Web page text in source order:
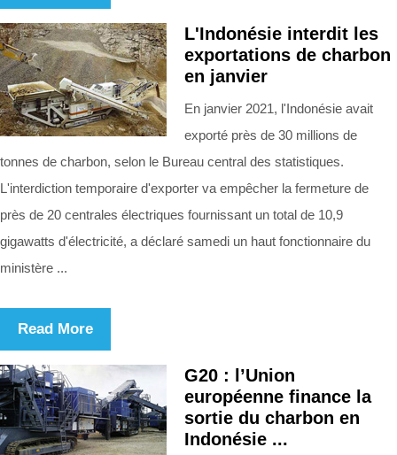
L'Indonésie interdit les
exportations de charbon
en janvier
En janvier 2021, l'Indonésie avait
exporté près de 30 millions de
tonnes de charbon, selon le Bureau central des statistiques.
L'interdiction temporaire d'exporter va empêcher la fermeture de
près de 20 centrales électriques fournissant un total de 10,9
gigawatts d'électricité, a déclaré samedi un haut fonctionnaire du
ministère ...
Read More
G20 : l’Union
européenne finance la
sortie du charbon en
Indonésie ...